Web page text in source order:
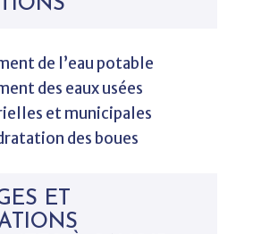
de l’eau potable
des eaux usées
et municipales
des boues
ET